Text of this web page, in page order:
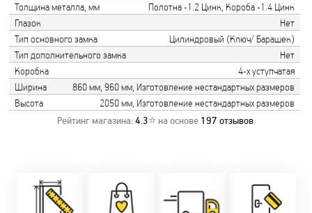
Толщина металла, мм
Полотна -1.2 Цинк, Короба -1.4 Цинк
Глазок
Нет
Тип основного замка
Цилиндровый (Ключ/ Барашек)
Тип дополнительного замка
Нет
Коробка
4-х уступчатая
Ширина
860 мм, 960 мм, Изготовление нестандартных размеров
Высота
2050 мм, Изготовление нестандартных размеров
Рейтинг магазина:4.3⭐ на основе 197 отзывов.
Замер бесплатно!
Оперативно!
День-в-день или
на следующий!
Скидки:
-новоселам - 2%
-многодетным -
фурнитуры.
Качественный
монтаж дверей,
Микс
2-36 мес